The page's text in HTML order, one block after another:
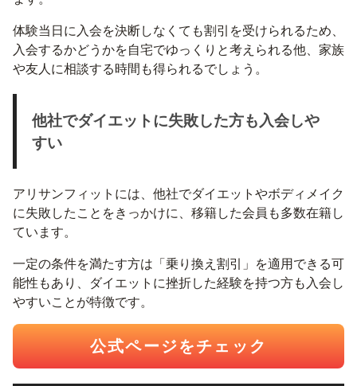
体験当日に入会を決断しなくても割引を受けられるため、
入会するかどうかを自宅でゆっくりと考えられる他、家族
や友人に相談する時間も得られるでしょう。
他社でダイエットに失敗した方も入会しや
すい
アリサンフィットには、他社でダイエットやボディメイク
に失敗したことをきっかけに、移籍した会員も多数在籍し
ています。
一定の条件を満たす方は「乗り換え割引」を適用できる可
能性もあり、ダイエットに挫折した経験を持つ方も入会し
やすいことが特徴です。
公式ページをチェック